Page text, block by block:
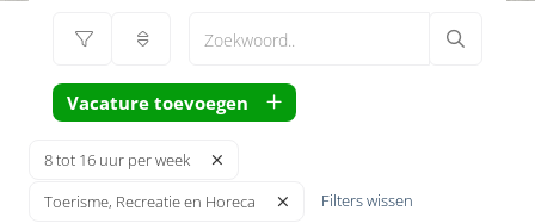
Vacature toevoegen
8 tot 16 uur per week
Toerisme, Recreatie en Horeca
Filters wissen